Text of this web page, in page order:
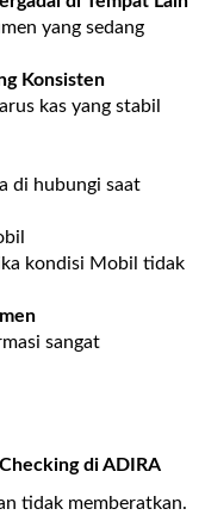
yang sedang
Konsisten
kas yang stabil
di hubungi saat
kondisi Mobil tidak
sangat
diADIRA
tidak memberatkan.